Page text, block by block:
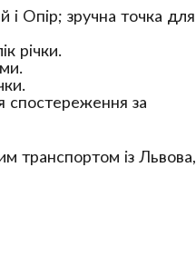
Опір; зручна точка для
річки.
спостереження за
транспортом із Львова,